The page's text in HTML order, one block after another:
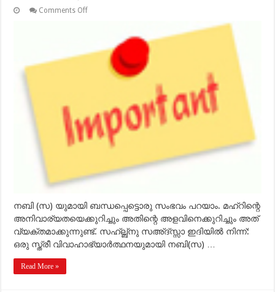
Comments Offon
പ്രാധാന്യം
വിശദമാക്കുമല്ലോ?
നബി (സ) യുമായി ബന്ധപ്പെട്ടൊരു സംഭവം പറയാം. മഹ്‌റിന്റെ
അനിവാര്യതയെക്കുറിച്ചും അതിന്റെ അളവിനെക്കുറിച്ചും അത്
വ്യക്തമാക്കുന്നുണ്ട്. സഹ്‌ല്ബ്‌നു സഅ്ദ്സ്സാ ഇദിയില്‍ നിന്ന്:
ഒരു സ്ത്രീ വിവാഹാഭ്യാര്‍ത്ഥനയുമായി നബി(സ) …
Read More »